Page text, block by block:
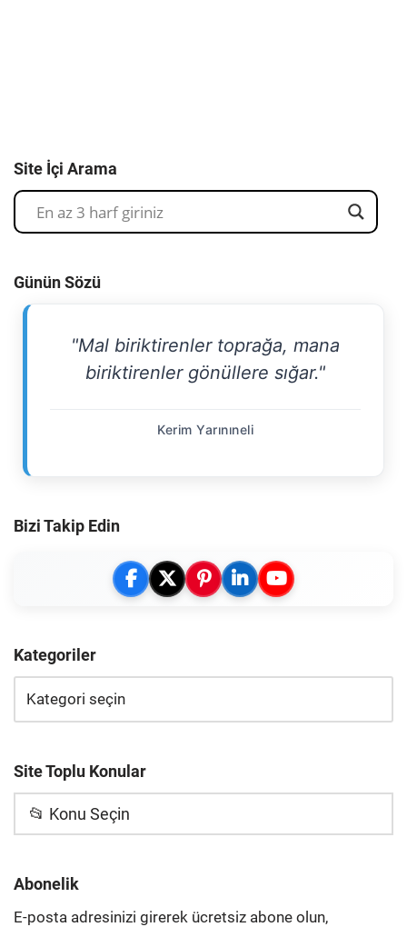
Site İçi Arama
Günün Sözü
"Mal biriktirenler toprağa, mana
biriktirenler gönüllere sığar."
Kerim Yarınıneli
Bizi Takip Edin
Kategoriler
Site Toplu Konular
📂 Konu Seçin
Abonelik
E-posta adresinizi girerek ücretsiz abone olun,